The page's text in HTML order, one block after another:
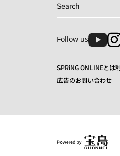
Follow us
SPRiNG ONLINEとは
広告のお問い合わせ